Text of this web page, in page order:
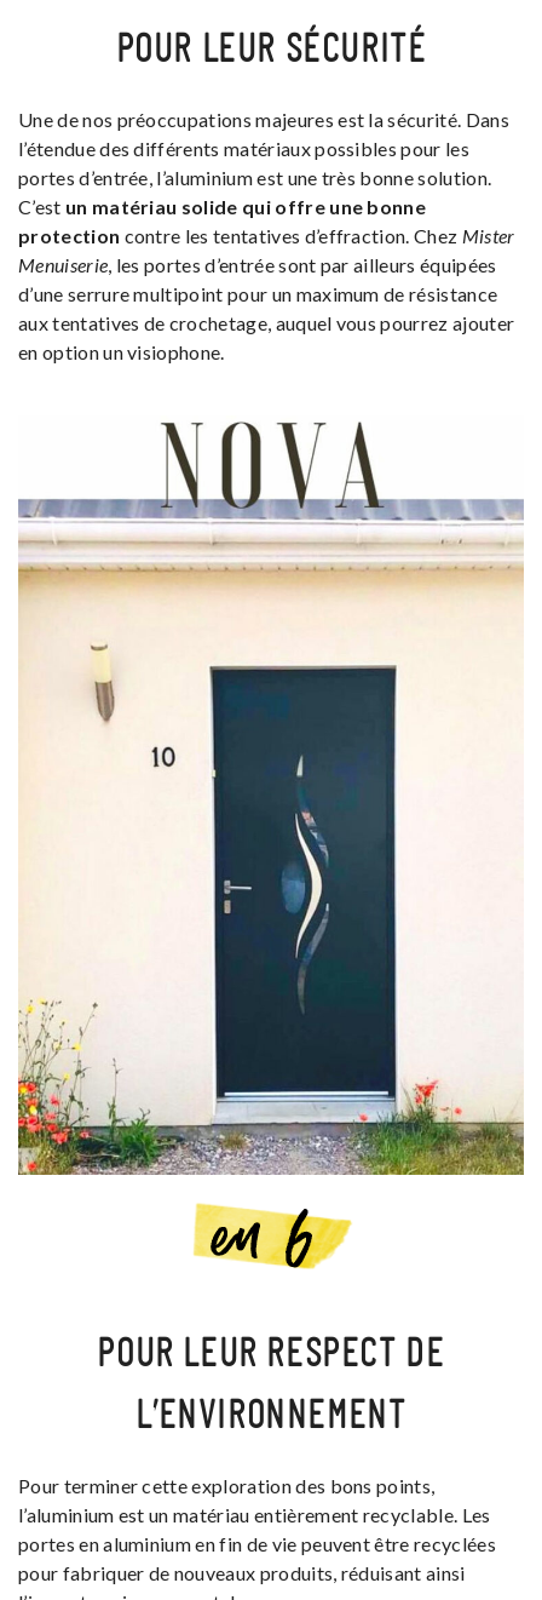
POUR LEUR SÉCURITÉ
Une de nos préoccupations majeures est la sécurité. Dans
l’étendue des différents matériaux possibles pour les
portes d’entrée, l’aluminium est une très bonne solution.
C’est un matériau solide qui offre une bonne
protection contre les tentatives d’effraction. Chez Mister
Menuiserie, les portes d’entrée sont par ailleurs équipées
d’une serrure multipoint pour un maximum de résistance
aux tentatives de crochetage, auquel vous pourrez ajouter
en option un visiophone.
POUR LEUR RESPECT DE
L’ENVIRONNEMENT
Pour terminer cette exploration des bons points,
l’aluminium est un matériau entièrement recyclable. Les
portes en aluminium en fin de vie peuvent être recyclées
pour fabriquer de nouveaux produits, réduisant ainsi